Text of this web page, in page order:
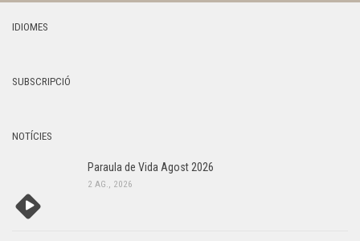
IDIOMES
SUBSCRIPCIÓ
NOTÍCIES
Paraula de Vida Agost 2026
2 AG., 2026